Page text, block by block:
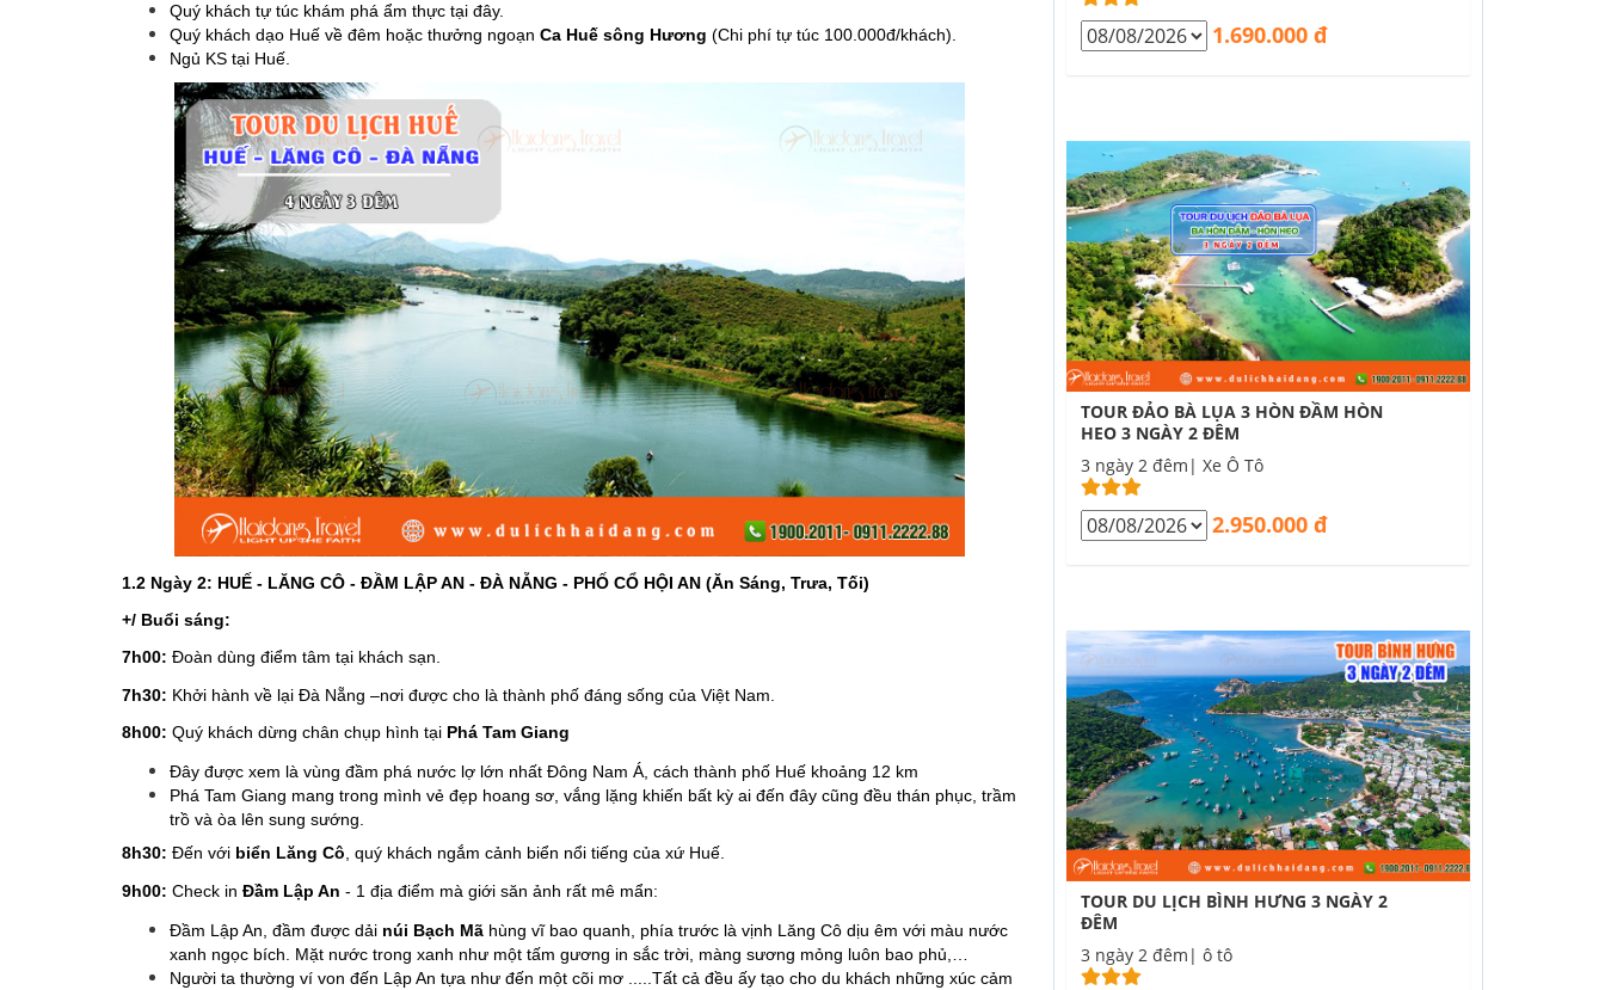
Quý khách tự túc khám phá ẩm thực tại đây.
Quý khách dạo Huế về đêm hoặc thưởng ngoạn Ca Huế sông Hương (Chi phí tự túc 100.000đ/khách).
Ngủ KS tại Huế.
1.2 Ngày 2: HUẾ - LĂNG CÔ - ĐẦM LẬP AN - ĐÀ NẴNG - PHỐ CỔ HỘI AN (Ăn Sáng, Trưa, Tối)
+/ Buổi sáng:
7h00: Đoàn dùng điểm tâm tại khách sạn.
7h30: Khởi hành về lại Đà Nẵng –nơi được cho là thành phố đáng sống của Việt Nam.
8h00: Quý khách dừng chân chụp hình tại Phá Tam Giang
Đây được xem là vùng đầm phá nước lợ lớn nhất Đông Nam Á, cách thành phố Huế khoảng 12 km
Phá Tam Giang mang trong mình vẻ đẹp hoang sơ, vắng lặng khiến bất kỳ ai đến đây cũng đều thán phục, trầm
trồ và òa lên sung sướng.
8h30: Đến với biển Lăng Cô, quý khách ngắm cảnh biển nổi tiếng của xứ Huế.
9h00: Check in Đầm Lập An - 1 địa điểm mà giới săn ảnh rất mê mẩn:
Đầm Lập An, đầm được dải núi Bạch Mã hùng vĩ bao quanh, phía trước là vịnh Lăng Cô dịu êm với màu nước
xanh ngọc bích. Mặt nước trong xanh như một tấm gương in sắc trời, màng sương mỏng luôn bao phủ,…
Người ta thường ví von đến Lập An tựa như đến một cõi mơ .....Tất cả đều ấy tạo cho du khách những xúc cảm
1.690.000 đ
TOUR ĐẢO BÀ LỤA 3 HÒN ĐẦM HÒN
HEO 3 NGÀY 2 ĐÊM
3 ngày 2 đêm| Xe Ô Tô
2.950.000 đ
TOUR DU LỊCH BÌNH HƯNG 3 NGÀY 2
ĐÊM
3 ngày 2 đêm| ô tô